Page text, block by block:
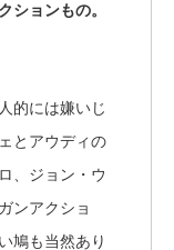
ションもの。
的には嫌いじ
とアウディの
、ジョン・ウ
ンアクショ
鳩も当然あり